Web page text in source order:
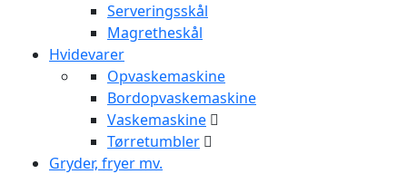
Serveringsskål
Magretheskål
Hvidevarer
Opvaskemaskine
Bordopvaskemaskine
Vaskemaskine
Tørretumbler
Gryder, fryer mv.